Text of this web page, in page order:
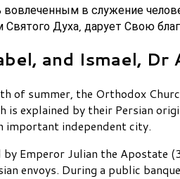
в служение
Духа, дарует Свою
and Ismael, Dr
of summer, the Orthodox
is explained by their Persian
important independent city.
by Emperor Julian the
envoys. During a public